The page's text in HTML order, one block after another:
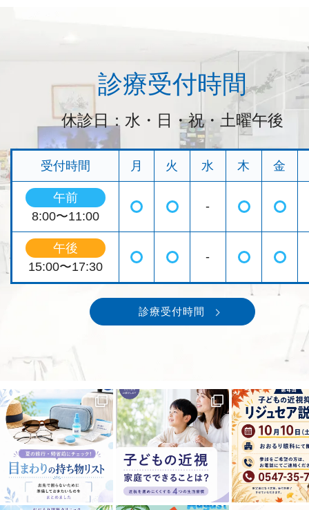
診療受付時間
休診日：水・日・祝・土曜午後
受付時間 月 火 水 木 金
午前
8:00〜11:00
◯ ◯ - ◯ ◯
午後
15:00〜17:30
◯ ◯ - ◯ ◯
診療受付時間